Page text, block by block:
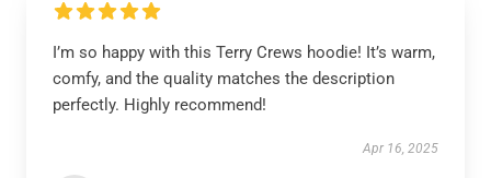
I’m so happy with this Terry Crews hoodie! It’s warm,
comfy, and the quality matches the description
perfectly. Highly recommend!
Apr 16, 2025